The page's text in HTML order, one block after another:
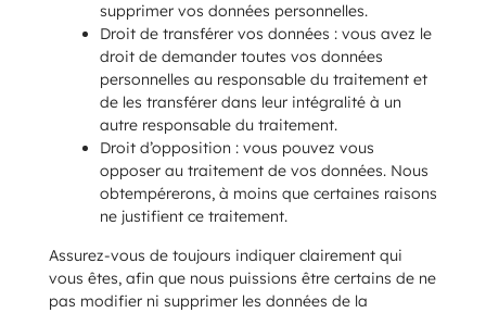
supprimer vos données personnelles.
Droit de transférer vos données : vous avez le
droit de demander toutes vos données
personnelles au responsable du traitement et
de les transférer dans leur intégralité à un
autre responsable du traitement.
Droit d’opposition : vous pouvez vous
opposer au traitement de vos données. Nous
obtempérerons, à moins que certaines raisons
ne justifient ce traitement.
Assurez-vous de toujours indiquer clairement qui
vous êtes, afin que nous puissions être certains de ne
pas modifier ni supprimer les données de la